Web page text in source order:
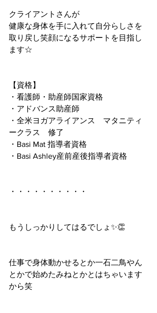
クライアントさんが
健康な身体を手に入れて自分らしさを
取り戻し笑顔になるサポートを目指し
ます☆
【資格】
・看護師・助産師国家資格
・アドバンス助産師
・全米ヨガアライアンス　マタニティ
ークラス　修了
・Basi Mat 指導者資格
・Basi Ashley産前産後指導者資格
・・・・・・・・・・
もうしっかりしてはるでしょ✨👏
仕事で身体動かせるとか一石二鳥やん
とかで始めたみねとかとはちゃいます
から笑